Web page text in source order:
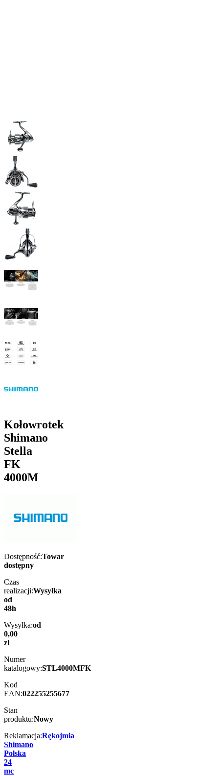
Kołowrotek
Shimano
Stella
FK
4000M
Dostępność:Towar
dostępny
Czas
realizacji:Wysyłka
od
48h
Wysyłka:od
0,00
zł
Numer
katalogowy:STL4000MFK
Kod
EAN:022255255677
Stan
produktu:Nowy
Reklamacja:Rękojmia
Shimano
Polska
24
mc